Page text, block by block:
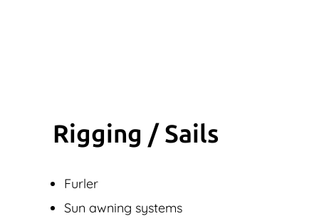
Rigging / Sails
Furler
Sun awning systems